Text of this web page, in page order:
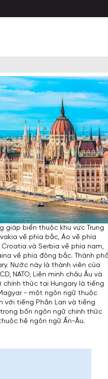
giáp biển thuộc khu vực Trung
về phía bắc, Áo về phía
và Serbia về phía nam,
về phía đông bắc. Thành
Nước này là thành viên của
NATO, Liên minh châu Âu và
chính thức tại Hungary là tiếng
- một ngôn ngữ thuộc
với tiếng Phần Lan và tiếng
bốn ngôn ngữ chính thức
hệ ngôn ngữ Ấn-Âu.